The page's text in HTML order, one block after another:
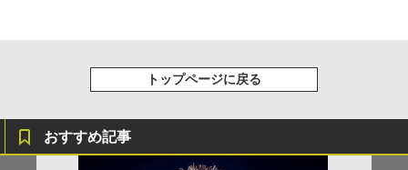
トップページに戻る
おすすめ記事